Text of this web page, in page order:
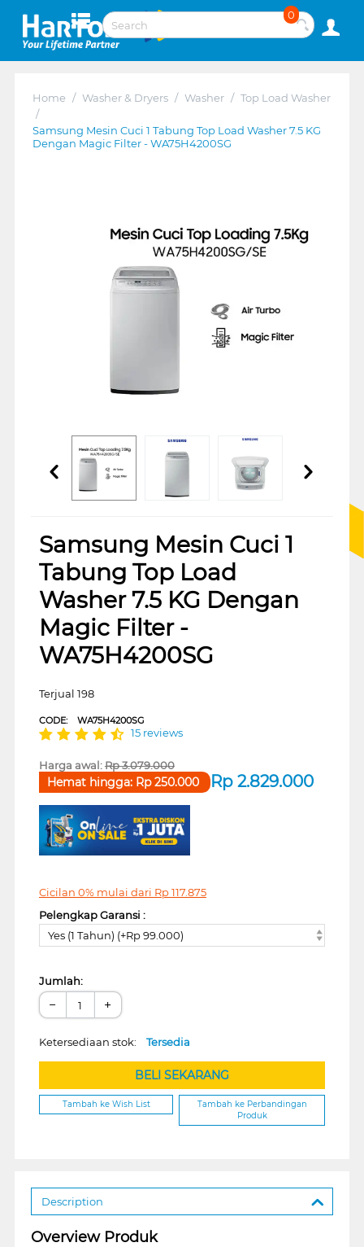
0
Home / Washer & Dryers / Washer / Top Load Washer
/
Samsung Mesin Cuci 1 Tabung Top Load Washer 7.5 KG
Dengan Magic Filter - WA75H4200SG
Samsung Mesin Cuci 1
Tabung Top Load
Washer 7.5 KG Dengan
Magic Filter -
WA75H4200SG
Terjual 198
CODE: WA75H4200SG
15 reviews
Harga awal:Rp3.079.000
Rp 2.829.000
Hemat hingga: Rp250.000
Cicilan 0% mulai dari Rp117.875
Pelengkap Garansi :
Yes (1 Tahun) (+Rp 99.000)
Jumlah:
− +
Ketersediaan stok: Tersedia
BELI SEKARANG
Tambah ke Wish List
Tambah ke Perbandingan
Produk
Description
Overview Produk